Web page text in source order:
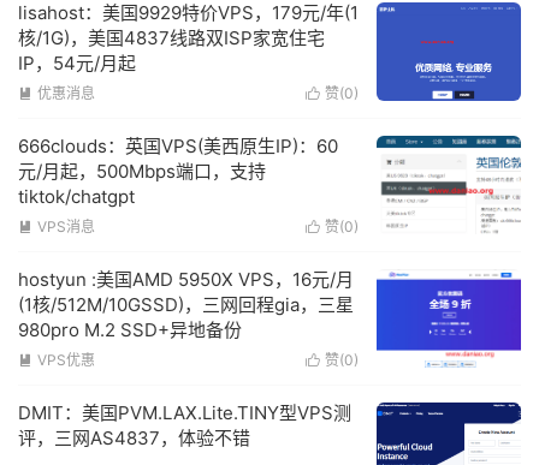
lisahost：美国9929特价VPS，179元/年(1
核/1G)，美国4837线路双ISP家宽住宅
IP，54元/月起
 赞(0)
 优惠消息
666clouds：英国VPS(美西原生IP)：60
元/月起，500Mbps端口，支持
tiktok/chatgpt
 赞(0)
 VPS消息
hostyun :美国AMD 5950X VPS，16元/月
(1核/512M/10GSSD)，三网回程gia，三星
980pro M.2 SSD+异地备份
 赞(0)
 VPS优惠
DMIT：美国PVM.LAX.Lite.TINY型VPS测
评，三网AS4837，体验不错